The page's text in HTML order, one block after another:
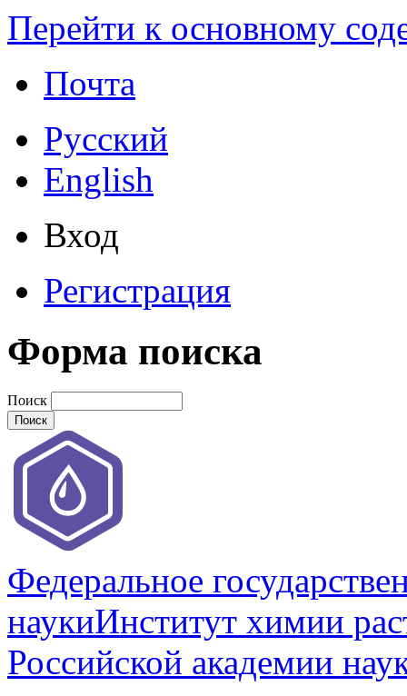
Перейти к основному
Почта
Русский
English
Вход
Регистрация
Форма поиска
Поиск
Федеральное
наукиИнститут химии
Российской академии